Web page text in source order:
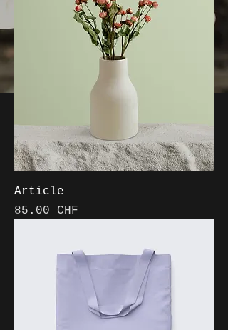
Article
Prix
85.00 CHF